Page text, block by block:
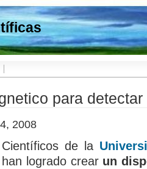
para
2008
Científicos de la
han logrado crear un